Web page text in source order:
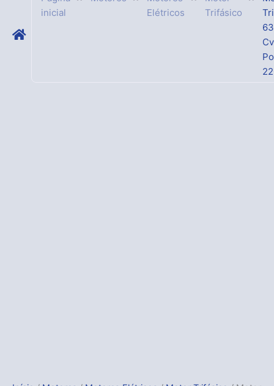
inicial
Elétricos
Trifásico